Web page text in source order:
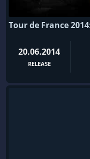
Tour de France
20.06.2014
RELEASE